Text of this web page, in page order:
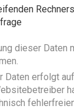
Rechners
dieser Daten
erfolgt